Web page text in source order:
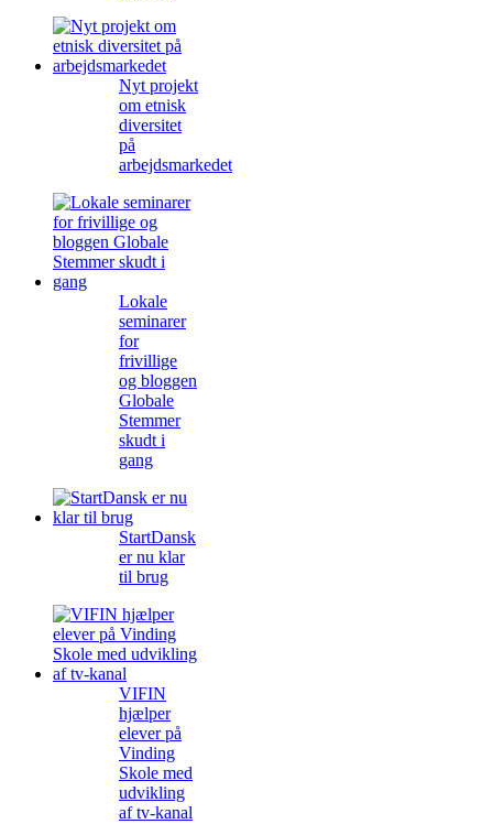
Nyt projekt
om etnisk
diversitet
på
arbejdsmarkedet
Lokale
seminarer
for
frivillige
og bloggen
Globale
Stemmer
skudt i
gang
StartDansk
er nu klar
til brug
VIFIN
hjælper
elever på
Vinding
Skole med
udvikling
af tv-kanal